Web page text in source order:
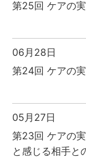
第25回 ケアの
06月28日
第24回 ケアの
05月27日
第23回 ケアの
と感じる相手と